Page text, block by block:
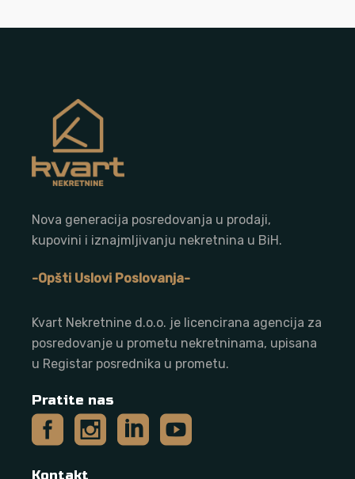
Nova generacija posredovanja u prodaji,
kupovini i iznajmljivanju nekretnina u BiH.
-Opšti Uslovi Poslovanja-
Kvart Nekretnine d.o.o. je licencirana agencija za
posredovanje u prometu nekretninama, upisana
u Registar posrednika u prometu.
Pratite nas
Kontakt